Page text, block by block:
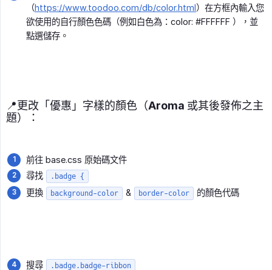
（https://www.toodoo.com/db/color.html）在方框內輸入您
欲使用的自行顏色色碼（例如白色為：color: #FFFFFF ），並
點選儲存。
📍更改「優惠」字樣的顏色（Aroma 或其後發佈之主
題）：
前往 base.css 原始碼文件
尋找
.badge {
更換 background-color & border-color 的顏色代碼
搜尋 .badge.badge-ribbon